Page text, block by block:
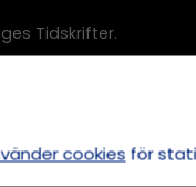
Tidskrifter.
cookies för